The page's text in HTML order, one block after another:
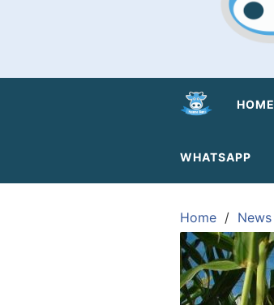
HOME
WHATSAPP
Home News